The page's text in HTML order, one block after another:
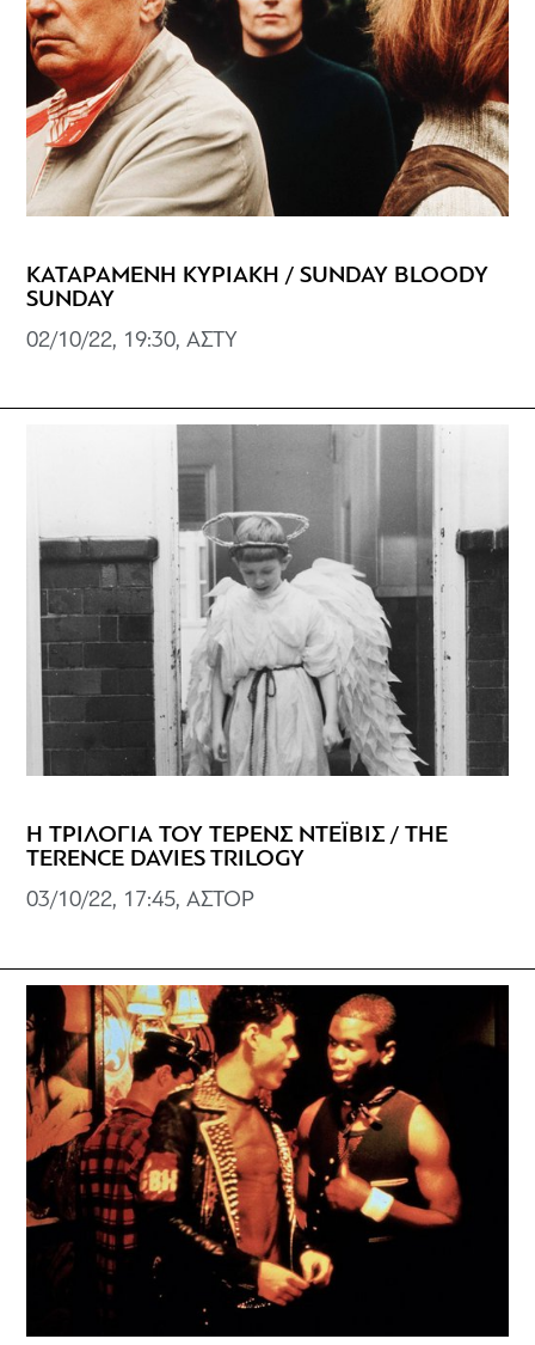
ΚΑΤΑΡΑΜΕΝΗ ΚΥΡΙΑΚΗ / SUNDAY BLOODY
SUNDAY
02/10/22, 19:30, ΑΣΤΥ
Η ΤΡΙΛΟΓΙΑ ΤΟΥ ΤΕΡΕΝΣ ΝΤΕΪΒΙΣ / THE
TERENCE DAVIES TRILOGY
03/10/22, 17:45, ΑΣΤΟΡ